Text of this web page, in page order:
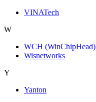
VINATech
W
WCH (WinChipHead)
Wisnetworks
Y
Yanton